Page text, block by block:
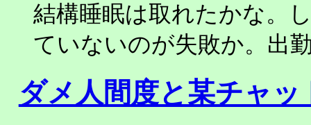
結構睡眠は取れたかな。
ていないのが失敗か。出
ダメ人間度と某チャッ